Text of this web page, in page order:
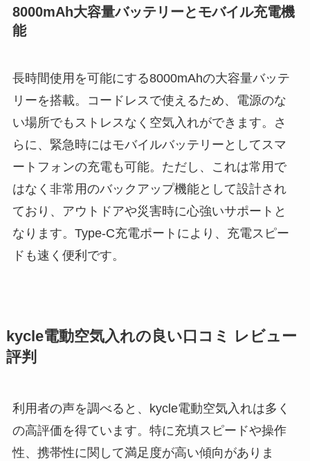
8000mAh大容量バッテリーとモバイル充電機
能
長時間使用を可能にする8000mAhの大容量バッテ
リーを搭載。コードレスで使えるため、電源のな
い場所でもストレスなく空気入れができます。さ
らに、緊急時にはモバイルバッテリーとしてスマ
ートフォンの充電も可能。ただし、これは常用で
はなく非常用のバックアップ機能として設計され
ており、アウトドアや災害時に心強いサポートと
なります。Type-C充電ポートにより、充電スピー
ドも速く便利です。
kycle電動空気入れの良い口コミ レビュー
評判
利用者の声を調べると、kycle電動空気入れは多く
の高評価を得ています。特に充填スピードや操作
性、携帯性に関して満足度が高い傾向がありま